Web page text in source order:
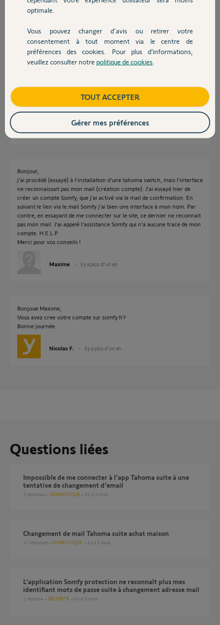
Devis avec un pro
Contact
Bonjour,
Et dans les Spams et indésirables ?
Richy C. il y a plus de 2 ans
oui j'avais deja regardé et je reçois bien les mails de notification du forum
et toujours à l'ancienne adresse mail.
Philippe D. il y a plus de 2 ans
Bonjour,
j'ai procédé (essayé) à l'installation d'une tahoma switch, mais l'interface
ne reconnaissait pas mon mail (création compte). J'ai essayé hier de
créer un compte Somfy, que j'ai activé via le mail de confirmation. En
suivant le lien via le mail Somfy j'ai bien une interface à mon nom. Par
contre, en essayant de me connecter sur le site, ce dernier ne reconnait
pas mon mail. J'ai appelé l'assistance Somfy qui n'a aucune trace de mon
compte. H.E.L.P.
Merci pour vos conseils !
Maxime il y a plus d'un an
Bonjoue Maxime,
Vous avez cree votre compte sur somfy.fr?
Bonne journée
Nicolas F. il y a plus d'un an
Questions liées
Impossible de me connecter à l'app Tahoma suite à une
tentative de changement d'email
3 réponses DOMOTIQUE il y a 3 mois
Changement de mail Tahoma suite achat maison
17 réponses DOMOTIQUE il y a 2 mois
L'application Somfy protection ne reconnaît plus mes
identifiant mots de passe suite à changement adresse mail
1 réponse SÉCURITÉ il y a 3 jours
optimale.
Vous pouvez changer d'avis ou retirer votre
consentement à tout moment via le centre de
préférences des cookies. Pour plus d’informations,
veuillez consulter notre politique de cookies
TOUT ACCEPTER
Gérer mes préférences